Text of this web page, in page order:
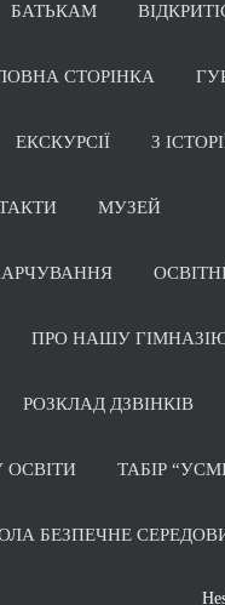
БАТЬКАМ
СТОРІНКА
ЕКСКУРСІЇ З
МУЗЕЙ
ПРО НАШУ
РОЗКЛАД ДЗВІНКІВ
ОСВІТИ ТАБІР
БЕЗПЕЧНЕ